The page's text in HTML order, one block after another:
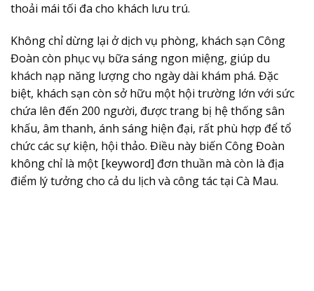
thoải mái tối đa cho khách lưu trú.
Không chỉ dừng lại ở dịch vụ phòng, khách sạn Công
Đoàn còn phục vụ bữa sáng ngon miệng, giúp du
khách nạp năng lượng cho ngày dài khám phá. Đặc
biệt, khách sạn còn sở hữu một hội trường lớn với sức
chứa lên đến 200 người, được trang bị hệ thống sân
khấu, âm thanh, ánh sáng hiện đại, rất phù hợp để tổ
chức các sự kiện, hội thảo. Điều này biến Công Đoàn
không chỉ là một [keyword] đơn thuần mà còn là địa
điểm lý tưởng cho cả du lịch và công tác tại Cà Mau.